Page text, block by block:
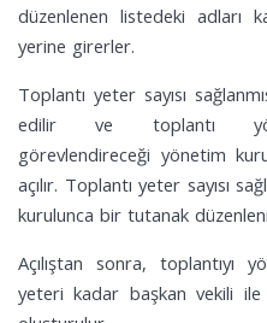
düzenlenen listedeki adları
yerine girerler.
Toplantı yeter sayısı
edilir ve toplantı
görevlendireceği yönetim
açılır. Toplantı yeter sayısı
kurulunca bir tutanak
Açılıştan sonra, toplantıyı
yeteri kadar başkan vekili